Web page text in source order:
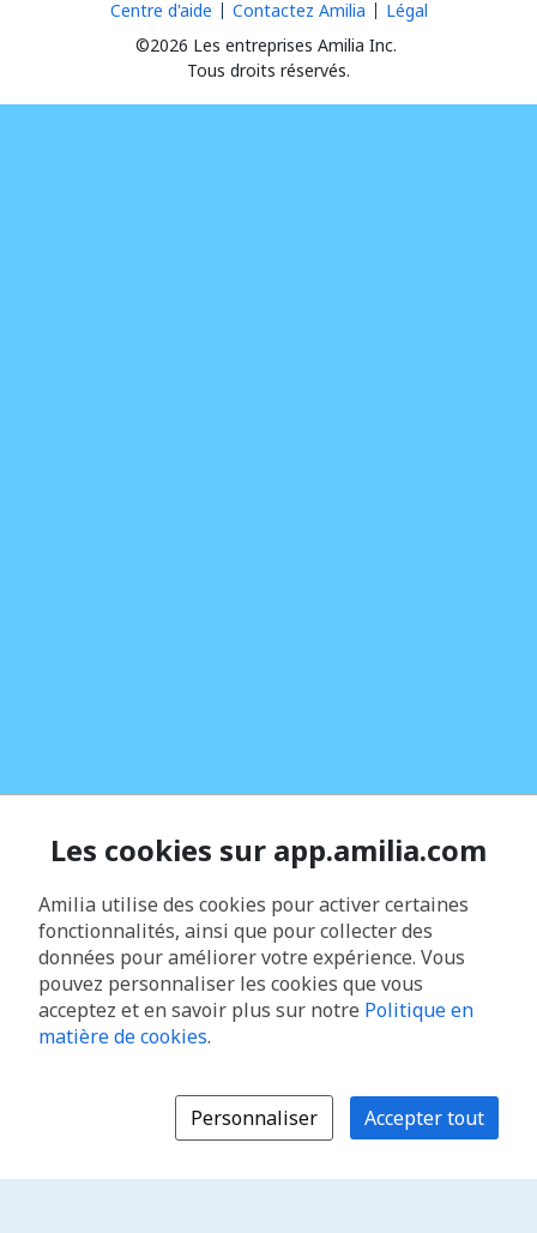
©2026 Les entreprises Amilia Inc.
Tous droits réservés.
Centre d'aide Contactez Amilia Légal
Les cookies sur app.amilia.com
Amilia utilise des cookies pour activer certaines
fonctionnalités, ainsi que pour collecter des
données pour améliorer votre expérience. Vous
pouvez personnaliser les cookies que vous
acceptez et en savoir plus sur notre Politique en
matière de cookies.
Personnaliser Accepter tout